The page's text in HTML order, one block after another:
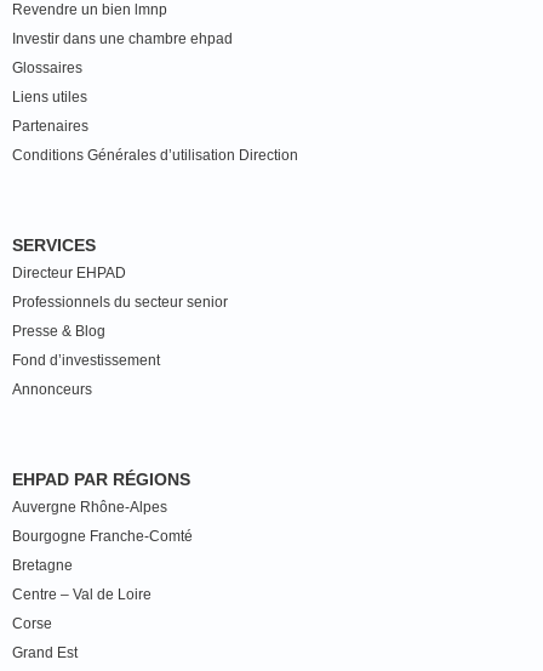
Revendre un bien lmnp
Investir dans une chambre ehpad
Glossaires
Liens utiles
Partenaires
Conditions Générales d’utilisation Direction
SERVICES
Directeur EHPAD
Professionnels du secteur senior
Presse & Blog
Fond d’investissement
Annonceurs
EHPAD PAR RÉGIONS
Auvergne Rhône-Alpes
Bourgogne Franche-Comté
Bretagne
Centre – Val de Loire
Corse
Grand Est